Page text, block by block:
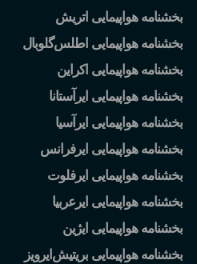
بخشنامه هواپیمایی اتریش
بخشنامه هواپیمایی اطلسگلوبال
بخشنامه هواپیمایی اکراین
بخشنامه هواپیمایی ایرآستانا
بخشنامه هواپیمایی ایرآسیا
بخشنامه هواپیمایی ایرفرانس
بخشنامه هواپیمایی ایرفلوت
بخشنامه هواپیمایی ایرعربیا
بخشنامه هواپیمایی ایژین
بخشنامه هواپیمایی بریتیش ایرویز